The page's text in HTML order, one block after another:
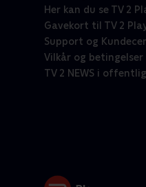
Her kan du se TV 2
Gavekort til TV 2
Support og
Vilkår og betingelser
TV 2 NEWS i